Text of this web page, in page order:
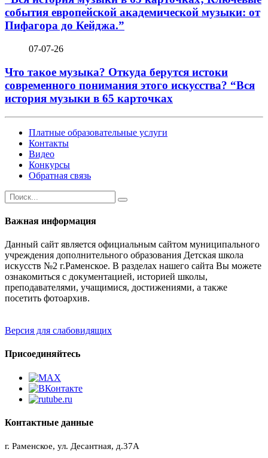
события европейской академической музыки: от
Пифагора до Кейджа.”
07-07-26
Что такое музыка? Откуда берутся истоки
современного понимания этого искусства? “Вся
история музыки в 65 карточках
Платные образовательные услуги
Контакты
Видео
Конкурсы
Обратная связь
Важная информация
Данный сайт является официальным сайтом муниципального
учреждения дополнительного образования Детская школа
искусств №2 г.Раменское. В разделах нашего сайта Вы можете
ознакомиться с документацией, историей школы,
преподавателями, учащимися, достижениями, а также
посетить фотоархив.
Версия для слабовидящих
Присоединяйтесь
Контактные данные
г. Раменское, ул. Десантная, д.37A